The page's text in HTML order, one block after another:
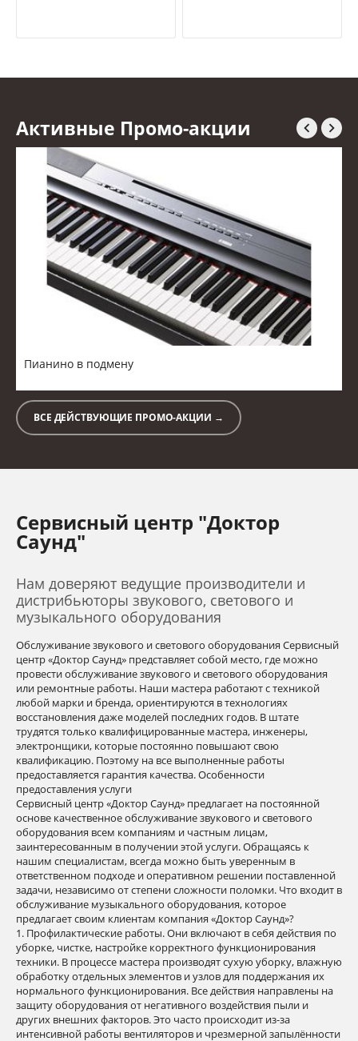
Активные Промо-акции  
Пианино в подмену
ВСЕ ДЕЙСТВУЮЩИЕ ПРОМО-АКЦИИ →
Сервисный центр "Доктор
Саунд"
Нам доверяют ведущие производители и
дистрибьюторы звукового, светового и
музыкального оборудования
Обслуживание звукового и светового оборудования Сервисный
центр «Доктор Саунд» представляет собой место, где можно
провести обслуживание звукового и светового оборудования
или ремонтные работы. Наши мастера работают с техникой
любой марки и бренда, ориентируются в технологиях
восстановления даже моделей последних годов. В штате
трудятся только квалифицированные мастера, инженеры,
электронщики, которые постоянно повышают свою
квалификацию. Поэтому на все выполненные работы
предоставляется гарантия качества. Особенности
предоставления услуги
Сервисный центр «Доктор Саунд» предлагает на постоянной
основе качественное обслуживание звукового и светового
оборудования всем компаниям и частным лицам,
заинтересованным в получении этой услуги. Обращаясь к
нашим специалистам, всегда можно быть уверенным в
ответственном подходе и оперативном решении поставленной
задачи, независимо от степени сложности поломки. Что входит в
обслуживание музыкального оборудования, которое
предлагает своим клиентам компания «Доктор Саунд»?
1. Профилактические работы. Они включают в себя действия по
уборке, чистке, настройке корректного функционирования
техники. В процессе мастера производят сухую уборку, влажную
обработку отдельных элементов и узлов для поддержания их
нормального функционирования. Все действия направлены на
защиту оборудования от негативного воздействия пыли и
других внешних факторов. Это часто происходит из-за
интенсивной работы вентиляторов и чрезмерной запылённости